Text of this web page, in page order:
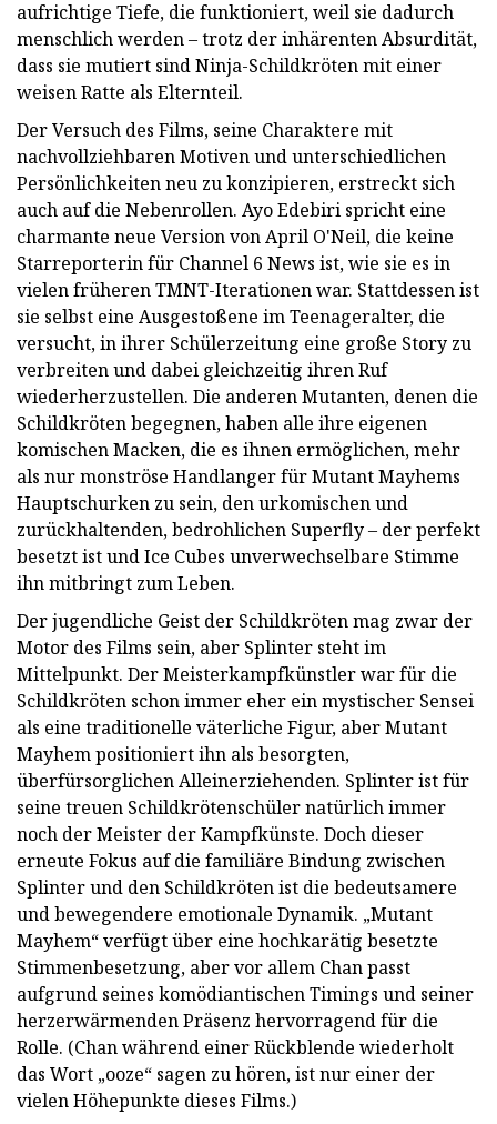
aufrichtige Tiefe, die funktioniert, weil sie dadurch
menschlich werden – trotz der inhärenten Absurdität,
dass sie mutiert sind Ninja-Schildkröten mit einer
weisen Ratte als Elternteil.
Der Versuch des Films, seine Charaktere mit
nachvollziehbaren Motiven und unterschiedlichen
Persönlichkeiten neu zu konzipieren, erstreckt sich
auch auf die Nebenrollen. Ayo Edebiri spricht eine
charmante neue Version von April O'Neil, die keine
Starreporterin für Channel 6 News ist, wie sie es in
vielen früheren TMNT-Iterationen war. Stattdessen ist
sie selbst eine Ausgestoßene im Teenageralter, die
versucht, in ihrer Schülerzeitung eine große Story zu
verbreiten und dabei gleichzeitig ihren Ruf
wiederherzustellen. Die anderen Mutanten, denen die
Schildkröten begegnen, haben alle ihre eigenen
komischen Macken, die es ihnen ermöglichen, mehr
als nur monströse Handlanger für Mutant Mayhems
Hauptschurken zu sein, den urkomischen und
zurückhaltenden, bedrohlichen Superfly – der perfekt
besetzt ist und Ice Cubes unverwechselbare Stimme
ihn mitbringt zum Leben.
Der jugendliche Geist der Schildkröten mag zwar der
Motor des Films sein, aber Splinter steht im
Mittelpunkt. Der Meisterkampfkünstler war für die
Schildkröten schon immer eher ein mystischer Sensei
als eine traditionelle väterliche Figur, aber Mutant
Mayhem positioniert ihn als besorgten,
überfürsorglichen Alleinerziehenden. Splinter ist für
seine treuen Schildkrötenschüler natürlich immer
noch der Meister der Kampfkünste. Doch dieser
erneute Fokus auf die familiäre Bindung zwischen
Splinter und den Schildkröten ist die bedeutsamere
und bewegendere emotionale Dynamik. „Mutant
Mayhem“ verfügt über eine hochkarätig besetzte
Stimmenbesetzung, aber vor allem Chan passt
aufgrund seines komödiantischen Timings und seiner
herzerwärmenden Präsenz hervorragend für die
Rolle. (Chan während einer Rückblende wiederholt
das Wort „ooze“ sagen zu hören, ist nur einer der
vielen Höhepunkte dieses Films.)